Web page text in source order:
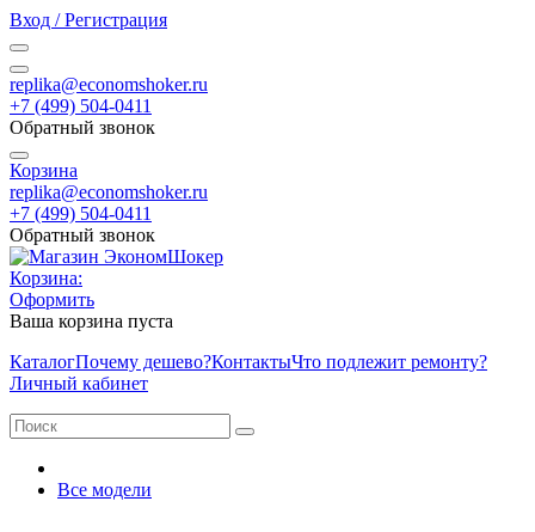
Вход / Регистрация
replika@economshoker.ru
+7 (499) 504-0411
Обратный звонок
Корзина
replika@economshoker.ru
+7 (499) 504-0411
Обратный звонок
Корзина:
Оформить
Ваша корзина пуста
КаталогПочему дешево?КонтактыЧто подлежит ремонту?
Личный кабинет
Все модели